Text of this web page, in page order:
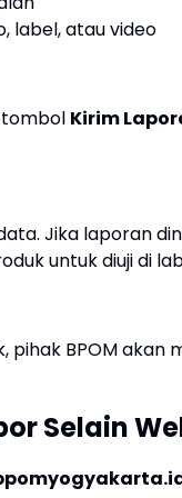
label, atau video
tombol Kirim
Jika laporan
untuk diuji di
BPOM
Selain